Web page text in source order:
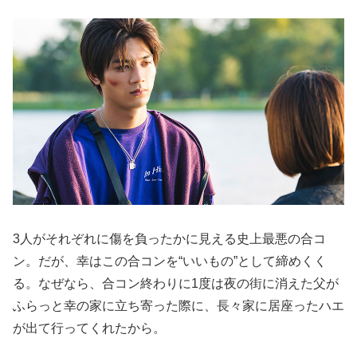
3人がそれぞれに傷を負ったかに見える史上最悪の合コ
ン。だが、幸はこの合コンを“いいもの”として締めくく
る。なぜなら、合コン終わりに1度は夜の街に消えた父が
ふらっと幸の家に立ち寄った際に、長々家に居座ったハエ
が出て行ってくれたから。